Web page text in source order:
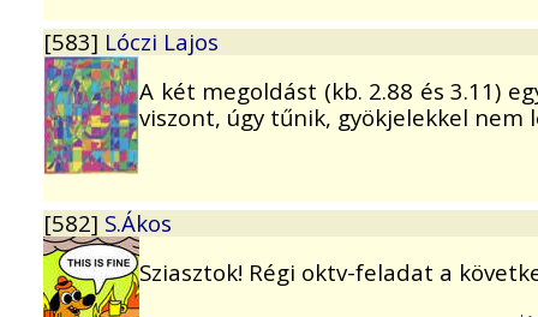
[583] Lóczi Lajos
A két megoldást (kb. 2.88 és 3.11)
viszont, úgy tűnik, gyökjelekkel nem
[582] S.Ákos
Sziasztok! Régi oktv-feladat a